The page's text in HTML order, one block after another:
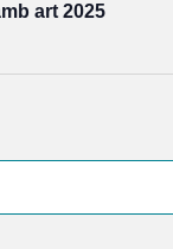
art 2025